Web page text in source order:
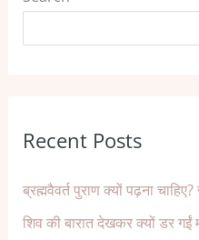
Recent Posts
ब्रह्मवैवर्त पुराण क्यों पढ़ना
शिव की बारात देखकर क्यों डर गईं